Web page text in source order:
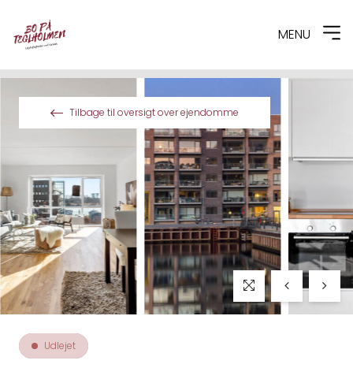
MENU
Tilbage til oversigt over ejendomme
Udlejet